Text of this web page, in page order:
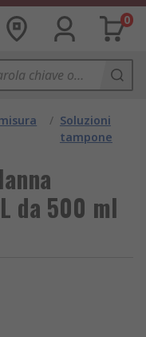
0
/ Soluzioni
tampone
da 500 ml